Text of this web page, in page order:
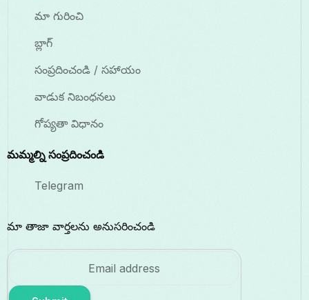
మా గురించి
బ్లాగ్
సంప్రదించండి / సహాయం
వాడుక నిబంధనలు
గోప్యతా విధానం
మమ్మల్ని సంప్రదించండి
Telegram
మా తాజా వార్తలను అనుసరించండి